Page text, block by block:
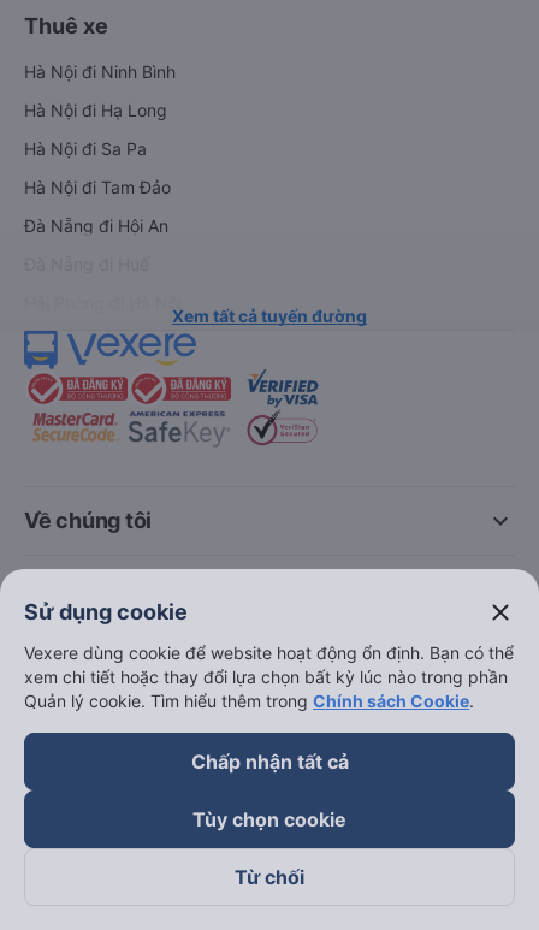
Thuê xe
Hà Nội đi Ninh Bình
Hà Nội đi Hạ Long
Hà Nội đi Sa Pa
Hà Nội đi Tam Đảo
Đà Nẵng đi Hội An
Xem tất cả tuyến đường
keyboard_arrow_down
Về chúng tôi
keyboard_arrow_down
Trở thành đối tác
Sử dụng cookie close
Vexere dùng cookie để website hoạt động ổn định. Bạn có thể
xem chi tiết hoặc thay đổi lựa chọn bất kỳ lúc nào trong phần
Quản lý cookie. Tìm hiểu thêm trong Chính sách Cookie.
Chấp nhận tất cả
Tùy chọn cookie
Từ chối